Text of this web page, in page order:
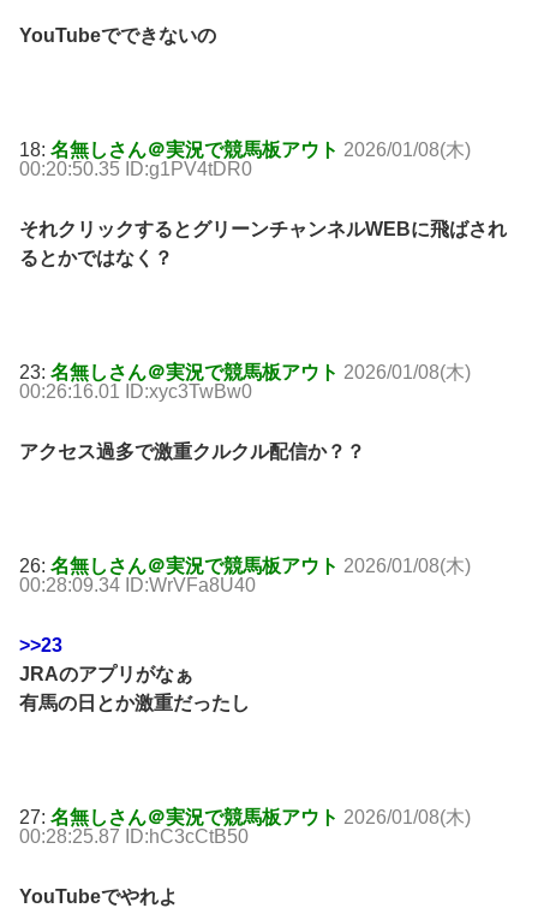
YouTubeでできないの
18: 名無しさん＠実況で競馬板アウト 2026/01/08(木)
00:20:50.35 ID:g1PV4tDR0
それクリックするとグリーンチャンネルWEBに飛ばされ
るとかではなく？
23: 名無しさん＠実況で競馬板アウト 2026/01/08(木)
00:26:16.01 ID:xyc3TwBw0
アクセス過多で激重クルクル配信か？？
26: 名無しさん＠実況で競馬板アウト 2026/01/08(木)
00:28:09.34 ID:WrVFa8U40
>>23
JRAのアプリがなぁ
有馬の日とか激重だったし
27: 名無しさん＠実況で競馬板アウト 2026/01/08(木)
00:28:25.87 ID:hC3cCtB50
YouTubeでやれよ